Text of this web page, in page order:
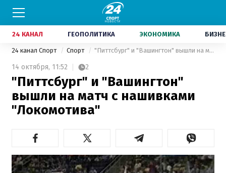
24 КАНАЛ ГЕОПОЛИТИКА ЭКОНОМИКА
24 канал Спорт Спорт "Питтсбург" и "Вашингтон" вышли на матч с нашивками "Локомотива"
14 октября, 11:52 2
"Питтсбург" и "Вашингтон"
вышли на матч с нашивками
"Локомотива"